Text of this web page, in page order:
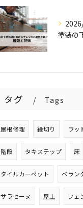
タグ Tags
屋根修理 縁切り ウッ
階段 タキステップ 床
タイルカーペット ベラン
サラセーヌ 屋上 フェ